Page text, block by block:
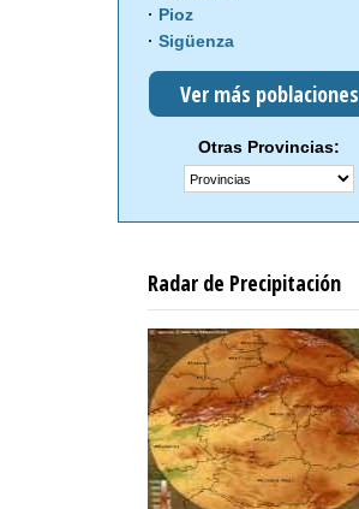
Pioz
Sigüenza
Ver más poblaciones
Otras Provincias:
Radar de Precipitación